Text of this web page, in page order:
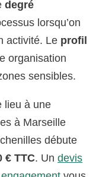
degré
lorsqu’on
activité. Le profil
organisation
sensibles.
lieu à une
à Marseille
débute
€ TTC. Undevis